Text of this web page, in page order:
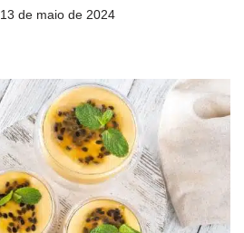
13 de maio de 2024